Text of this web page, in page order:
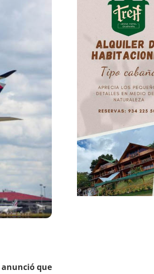
anunció que